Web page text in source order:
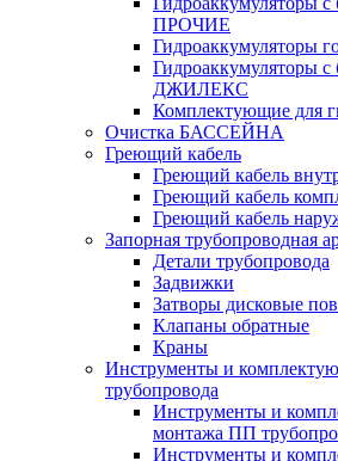
ПРОЧИЕ
Гидроаккумуляторы
Гидроаккумуляторы с
ДЖИЛЕКС
Комплектующие для
Очистка БАССЕЙНА
Греющий кабель
Греющий кабель
Греющий кабель
Греющий кабель
Запорная трубопроводная
Детали трубопровода
Задвижки
Затворы дисковые
Клапаны обратные
Краны
Инструменты и
трубопровода
Инструменты и
монтажа ПП
Инструменты и